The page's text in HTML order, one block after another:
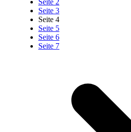
Seite 3
Seite 4
Seite 5
Seite 6
Seite 7